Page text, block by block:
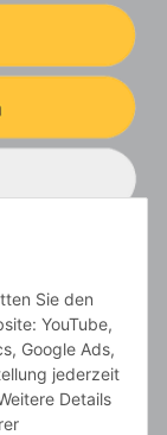
Sie den
YouTube,
Google Ads,
jederzeit
Details